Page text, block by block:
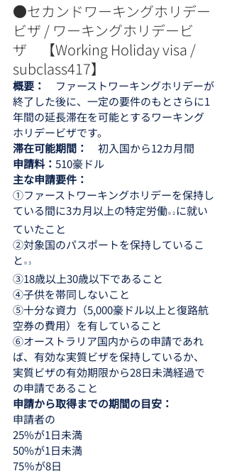
●セカンドワーキングホリデー
ビザ / ワーキングホリデービ
ザ　【Working Holiday visa /
subclass417】
概要： ファーストワーキングホリデーが
終了した後に、一定の要件のもとさらに1
年間の延長滞在を可能とするワーキング
ホリデービザです。
滞在可能期間： 初入国から12カ月間
申請料： 510豪ドル
主な申請要件：
①ファーストワーキングホリデーを保持し
ている間に3カ月以上の特定労働※２ に就い
ていたこと
②対象国のパスポートを保持しているこ
と ※３
③18歳以上30歳以下であること
④子供を帯同しないこと
⑤十分な資力（5,000豪ドル以上と復路航
空券の費用）を有していること
⑥オーストラリア国内からの申請であれ
ば、有効な実質ビザを保持しているか、
実質ビザの有効期限から28日未満経過で
の申請であること
申請から取得までの期間の目安：
申請者の
25%が1日未満
50%が1日未満
75％が8日